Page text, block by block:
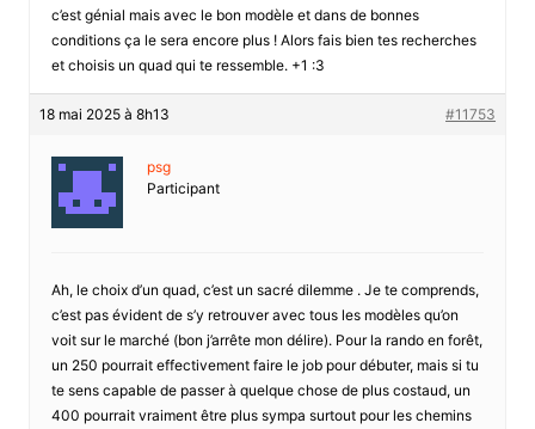
c’est génial mais avec le bon modèle et dans de bonnes
conditions ça le sera encore plus ! Alors fais bien tes recherches
et choisis un quad qui te ressemble. +1 :3
18 mai 2025 à 8h13 #11753
psg
Participant
Ah, le choix d’un quad, c’est un sacré dilemme . Je te comprends,
c’est pas évident de s’y retrouver avec tous les modèles qu’on
voit sur le marché (bon j’arrête mon délire). Pour la rando en forêt,
un 250 pourrait effectivement faire le job pour débuter, mais si tu
te sens capable de passer à quelque chose de plus costaud, un
400 pourrait vraiment être plus sympa surtout pour les chemins